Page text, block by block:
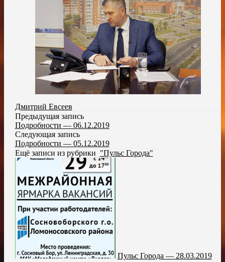
Дмитрий Евсеев
Предыдущая запись
Подробности — 06.12.2019
Следующая запись
Подробности — 05.12.2019
Ещё записи из рубрики "Пульс Города"
Пульс Города — 28.03.2019